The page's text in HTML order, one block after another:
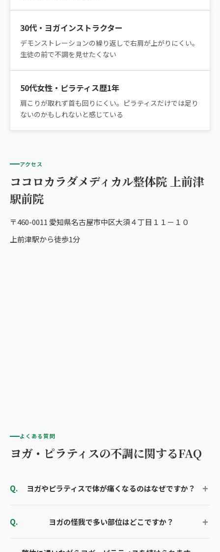
30代・ヨガインストラクター
デモンストレーションの繰り返しで右肩が上がりにくい。
生徒の前で不調を見せたくない
50代女性・ピラティス歴1年
肩こりが取れず首も回りにくい。ピラティスだけでは足り
ないのかもしれないと感じている
アクセス
ココロカラダメディカル整体院 上前津
駅前院
〒460-0011 愛知県名古屋市中区大須４丁目１１－１０
上前津駅から徒歩1分
よくある質問
ヨガ・ピラティスの不調に関するFAQ
ヨガやピラティスで体が痛くなるのはなぜですか？
ヨガの怪我で多い部位はどこですか？